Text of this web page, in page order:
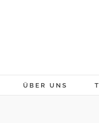
ÜBER UNS